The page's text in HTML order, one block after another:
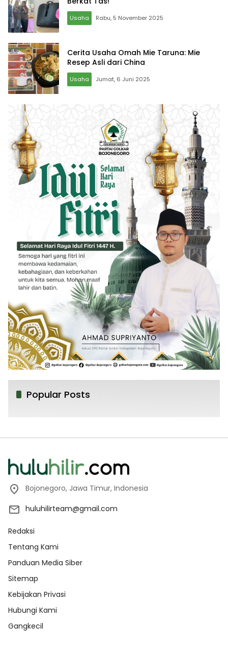
Usaha Rabu, 5 November 2025
Cerita Usaha Omah Mie Taruna: Mie
Resep Asli dari China
Usaha Jumat, 6 Juni 2025
Popular Posts
Bojonegoro, Jawa Timur, Indonesia
huluhilirteam@gmail.com
Redaksi
Tentang Kami
Panduan Media Siber
Sitemap
Kebijakan Privasi
Hubungi Kami
Gangkecil